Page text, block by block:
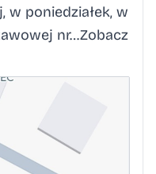
w poniedziałek, w
nr…Zobacz